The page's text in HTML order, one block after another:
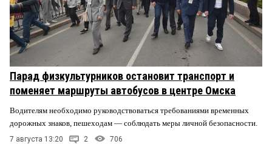
Парад физкультурников остановит транспорт и
поменяет маршруты автобусов в центре Омска
Водителям необходимо руководствоваться требованиями временных
дорожных знаков, пешеходам — соблюдать меры личной безопасности.
7 августа 13:20 2 706